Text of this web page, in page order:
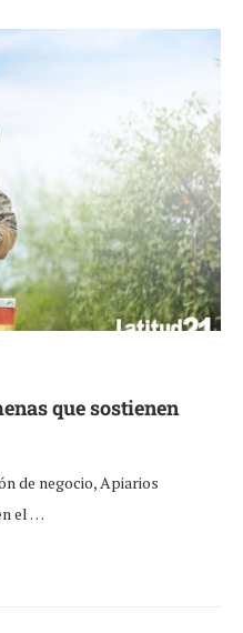
que sostienen
de negocio, Apiarios
el …